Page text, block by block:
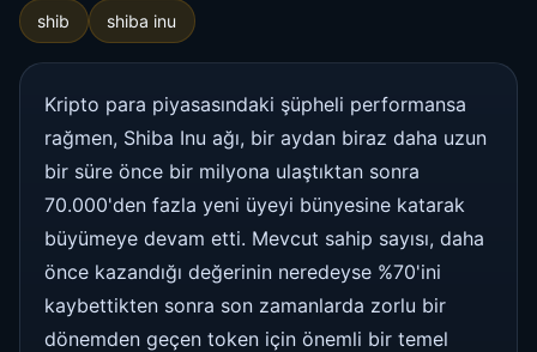
shib shiba inu
Kripto para piyasasındaki şüpheli performansa
rağmen, Shiba Inu ağı, bir aydan biraz daha uzun
bir süre önce bir milyona ulaştıktan sonra
70.000'den fazla yeni üyeyi bünyesine katarak
büyümeye devam etti. Mevcut sahip sayısı, daha
önce kazandığı değerinin neredeyse %70'ini
kaybettikten sonra son zamanlarda zorlu bir
dönemden geçen token için önemli bir temel